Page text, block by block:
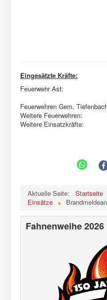
Eingesätzte Kräfte:
Feuerwehr Ast:
Feuerwehren Gem.
Weitere Feuerwehren:
Weitere Einsatzkräfte:
Aktuelle Seite: Startseite
Einsätze
Fahnenweihe 2026